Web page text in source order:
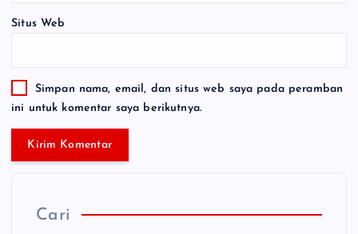
Situs Web
Simpan nama, email, dan situs web saya pada peramban
ini untuk komentar saya berikutnya.
Cari